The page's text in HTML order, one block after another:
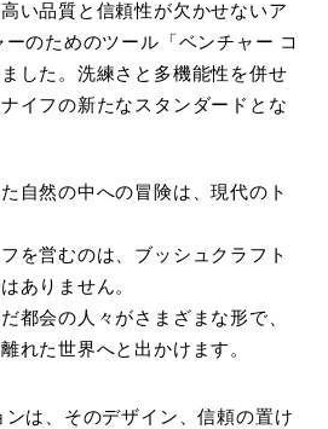
い品質と信頼性が欠かせないア
のためのツール「ベンチャー コ
した。洗練さと多機能性を併せ
イフの新たなスタンダードとな
自然の中への冒険は、現代のト
を営むのは、ブッシュクラフト
ありません。
都会の人々がさまざまな形で、
れた世界へと出かけます。
は、そのデザイン、信頼の置け